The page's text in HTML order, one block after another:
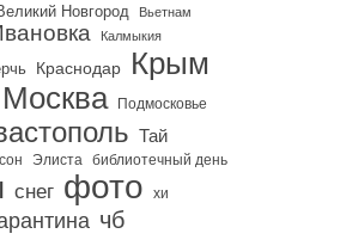
Новгород Вьетнам
Калмыкия
Краснодар Крым
Москва Подмосковье
Тай
Элиста библиотечный день
снег фото хи
чб